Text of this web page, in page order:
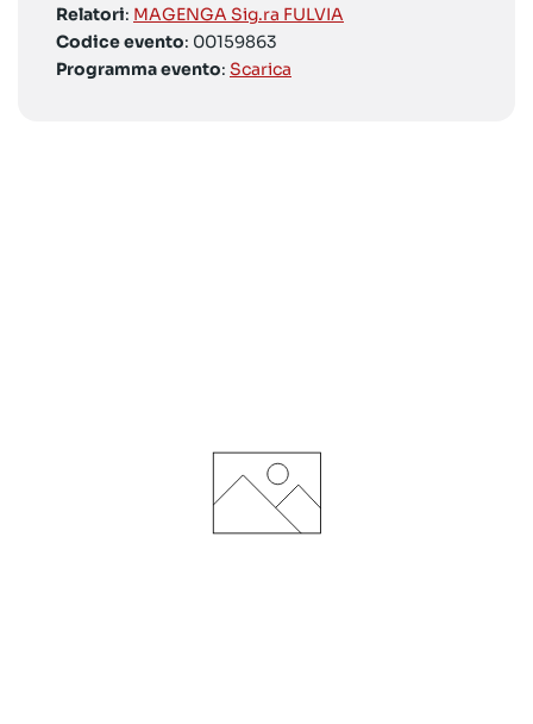
Relatori: MAGENGA Sig.ra FULVIA
Codice evento: 00159863
Programma evento: Scarica